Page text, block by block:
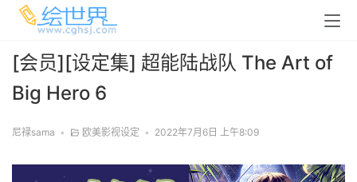
[会员][设定集] 超能陆战队 The Art of
Big Hero 6
尼禄sama • 欧美影视设定 • 2022年7月6日 上午8:09